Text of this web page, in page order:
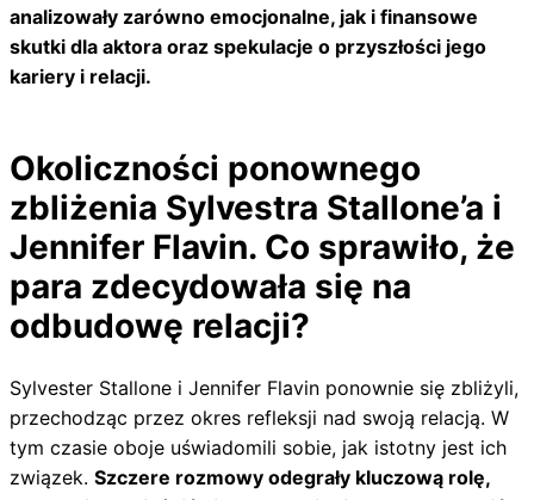
analizowały zarówno emocjonalne, jak i finansowe
skutki dla aktora oraz spekulacje o przyszłości jego
kariery i relacji.
Okoliczności ponownego
zbliżenia Sylvestra Stallone’a i
Jennifer Flavin. Co sprawiło, że
para zdecydowała się na
odbudowę relacji?
Sylvester Stallone i Jennifer Flavin ponownie się zbliżyli,
przechodząc przez okres refleksji nad swoją relacją. W
tym czasie oboje uświadomili sobie, jak istotny jest ich
związek. Szczere rozmowy odegrały kluczową rolę,